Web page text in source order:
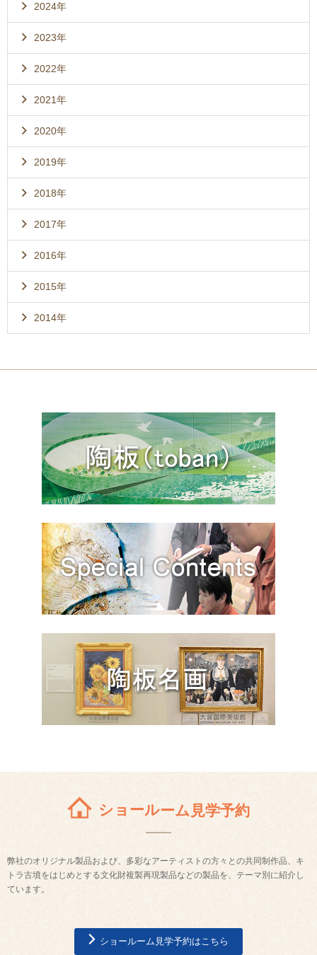
2024年
2023年
2022年
2021年
2020年
2019年
2018年
2017年
2016年
2015年
2014年
ショールーム見学予約
弊社のオリジナル製品および、多彩なアーティストの方々との共同制作品、キ
トラ古墳をはじめとする文化財複製再現製品などの製品を、テーマ別に紹介し
ています。
ショールーム見学予約はこちら